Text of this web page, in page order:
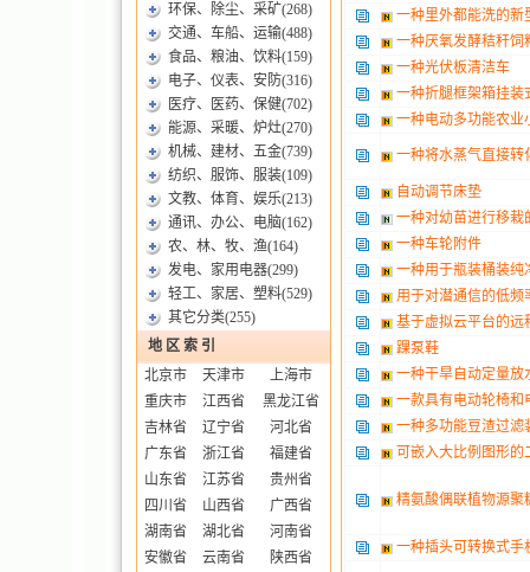
环保、除尘、采矿(268)
交通、车船、运输(488)
食品、粮油、饮料(159)
电子、仪表、安防(316)
医疗、医药、保健(702)
能源、采暖、炉灶(270)
机械、建材、五金(739)
纺织、服饰、服装(109)
文教、体育、娱乐(213)
通讯、办公、电脑(162)
农、林、牧、渔(164)
发电、家用电器(299)
轻工、家居、塑料(529)
其它分类(255)
地 区 索 引
北京市
天津市
上海市
重庆市
江西省
黑龙江省
吉林省
辽宁省
河北省
广东省
浙江省
福建省
山东省
江苏省
贵州省
四川省
山西省
广西省
湖南省
湖北省
河南省
安徽省
云南省
陕西省
一种里外都能洗的
一种厌氧发酵秸秆
一种光伏板清洁车
一种折腿框架箱挂装
一种电动多功能农业
一种将水蒸气直接
自动调节床垫
一种对幼苗进行移
一种车轮附件
一种用于瓶装桶装
用于对潜通信的低
基于虚拟云平台的
踝泵鞋
一种干旱自动定量
一款具有电动轮椅
一种多功能豆渣过滤
可嵌入大比例图形
精氨酸偶联植物源
一种插头可转换式手